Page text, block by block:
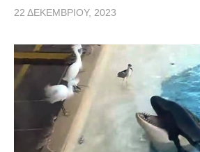
22 ΔΕΚΕΜΒΡΊΟΥ, 2023